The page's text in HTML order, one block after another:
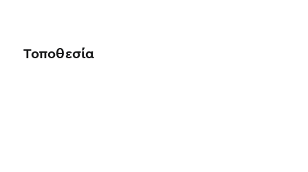
Τοποθεσία